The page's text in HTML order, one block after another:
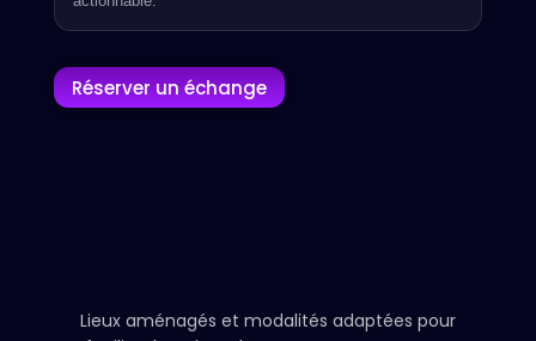
Réserver un échange
Lieux aménagés et modalités adaptées pour